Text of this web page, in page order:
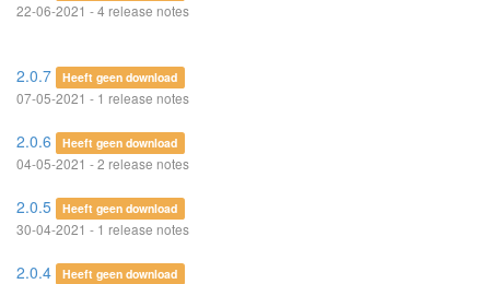
22-06-2021 - 4 release notes
2.0.7 Heeft geen download
07-05-2021 - 1 release notes
2.0.6 Heeft geen download
04-05-2021 - 2 release notes
2.0.5 Heeft geen download
30-04-2021 - 1 release notes
2.0.4 Heeft geen download